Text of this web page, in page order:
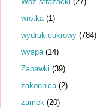
wrotka (1)
wydruk cukrowy (784)
wyspa (14)
Zabawki (39)
zakonnica (2)
zamek (20)